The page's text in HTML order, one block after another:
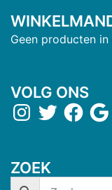
Geen producten
VOLG ONS
ZOEK